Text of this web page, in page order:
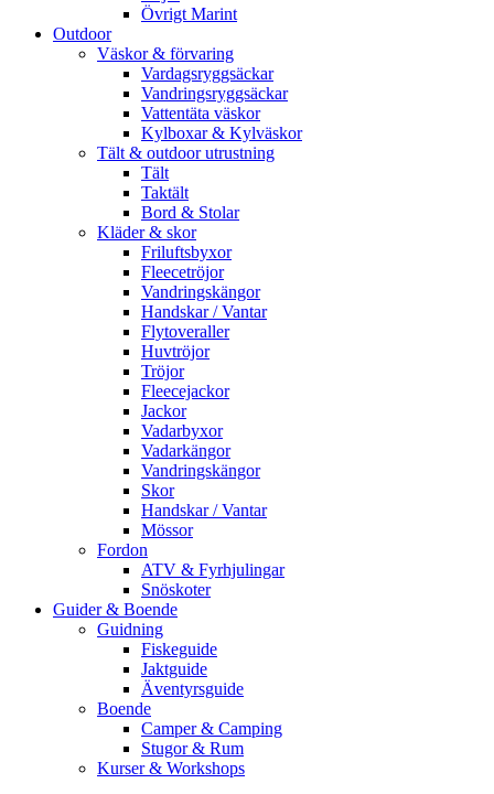
Övrigt Marint
Outdoor
Väskor & förvaring
Vardagsryggsäckar
Vandringsryggsäckar
Vattentäta väskor
Kylboxar & Kylväskor
Tält & outdoor utrustning
Tält
Taktält
Bord & Stolar
Kläder & skor
Friluftsbyxor
Fleecetröjor
Vandringskängor
Handskar / Vantar
Flytoveraller
Huvtröjor
Tröjor
Fleecejackor
Jackor
Vadarbyxor
Vadarkängor
Vandringskängor
Skor
Handskar / Vantar
Mössor
Fordon
ATV & Fyrhjulingar
Snöskoter
Guider & Boende
Guidning
Fiskeguide
Jaktguide
Äventyrsguide
Boende
Camper & Camping
Stugor & Rum
Kurser & Workshops